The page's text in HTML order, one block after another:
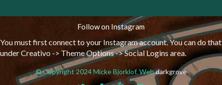
Follow on Instagram
You must first connect to your Instagram account. You can do that
under Creativo -> Theme Options -> Social Logins area.
© Copyright 2024 Micke Bjorklof. Webdarkgrove